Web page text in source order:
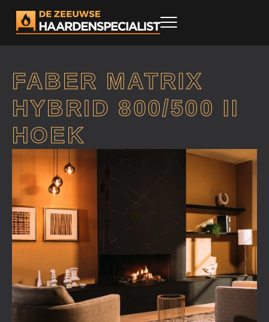
FABER MATRIX
HYBRID 800/500 II
HOEK